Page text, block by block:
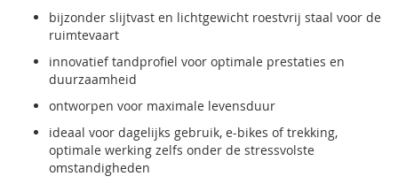
bijzonder slijtvast en lichtgewicht roestvrij staal voor de
ruimtevaart
innovatief tandprofiel voor optimale prestaties en
duurzaamheid
ontworpen voor maximale levensduur
ideaal voor dagelijks gebruik, e-bikes of trekking,
optimale werking zelfs onder de stressvolste
omstandigheden